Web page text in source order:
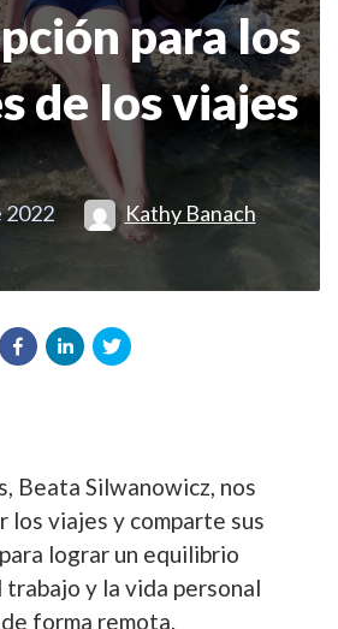
para los
de los viajes
2022 Kathy Banach
Beata Silwanowicz, nos
los viajes y comparte sus
lograr un equilibrio
y la vida personal
forma remota.